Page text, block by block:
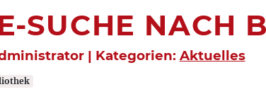
SUCHE NACH
| Kategorien: Aktuelles